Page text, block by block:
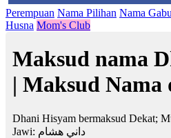
Perempuan Nama Pilihan Nama
Husna Mom's Club
Maksud nama
| Maksud Nama
Dhani Hisyam bermaksud Dekat;
Jawi: داني هشام